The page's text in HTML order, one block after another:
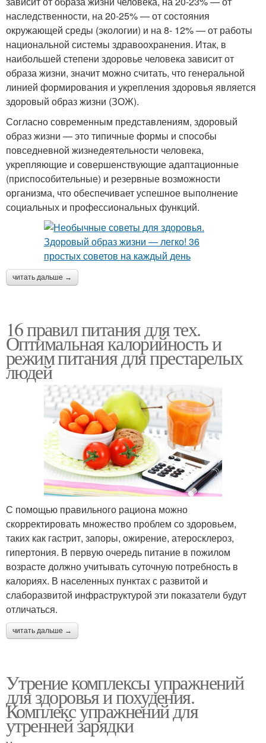
наследственности, на 20-25% — от состояния
окружающей среды (экологии) и на 8- 12% — от работы
национальной системы здравоохранения. Итак, в
наибольшей степени здоровье человека зависит от
образа жизни, значит можно считать, что генеральной
линией формирования и укрепления здоровья является
здоровый образ жизни (ЗОЖ).
Согласно современным представлениям, здоровый
образ жизни — это типичные формы и способы
повседневной жизнедеятельности человека,
укрепляющие и совершенствующие адаптационные
(приспособительные) и резервные возможности
организма, что обеспечивает успешное выполнение
социальных и профессиональных функций.
читать дальше →
16 правил питания для тех.
Оптимальная калорийность и
режим питания для престарелых
людей
С помощью правильного рациона можно
скорректировать множество проблем со здоровьем,
таких как гастрит, запоры, ожирение, атеросклероз,
гипертония. В первую очередь питание в пожилом
возрасте должно учитывать суточную потребность в
калориях. В населенных пунктах с развитой и
слаборазвитой инфраструктурой эти показатели будут
отличаться.
читать дальше →
Утрение комплексы упражнений
для здоровья и похудения.
Комплекс упражнений для
утренней зарядки